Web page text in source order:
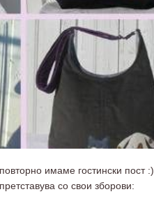
имаме гостински пост :)
претставува со свои зборови: